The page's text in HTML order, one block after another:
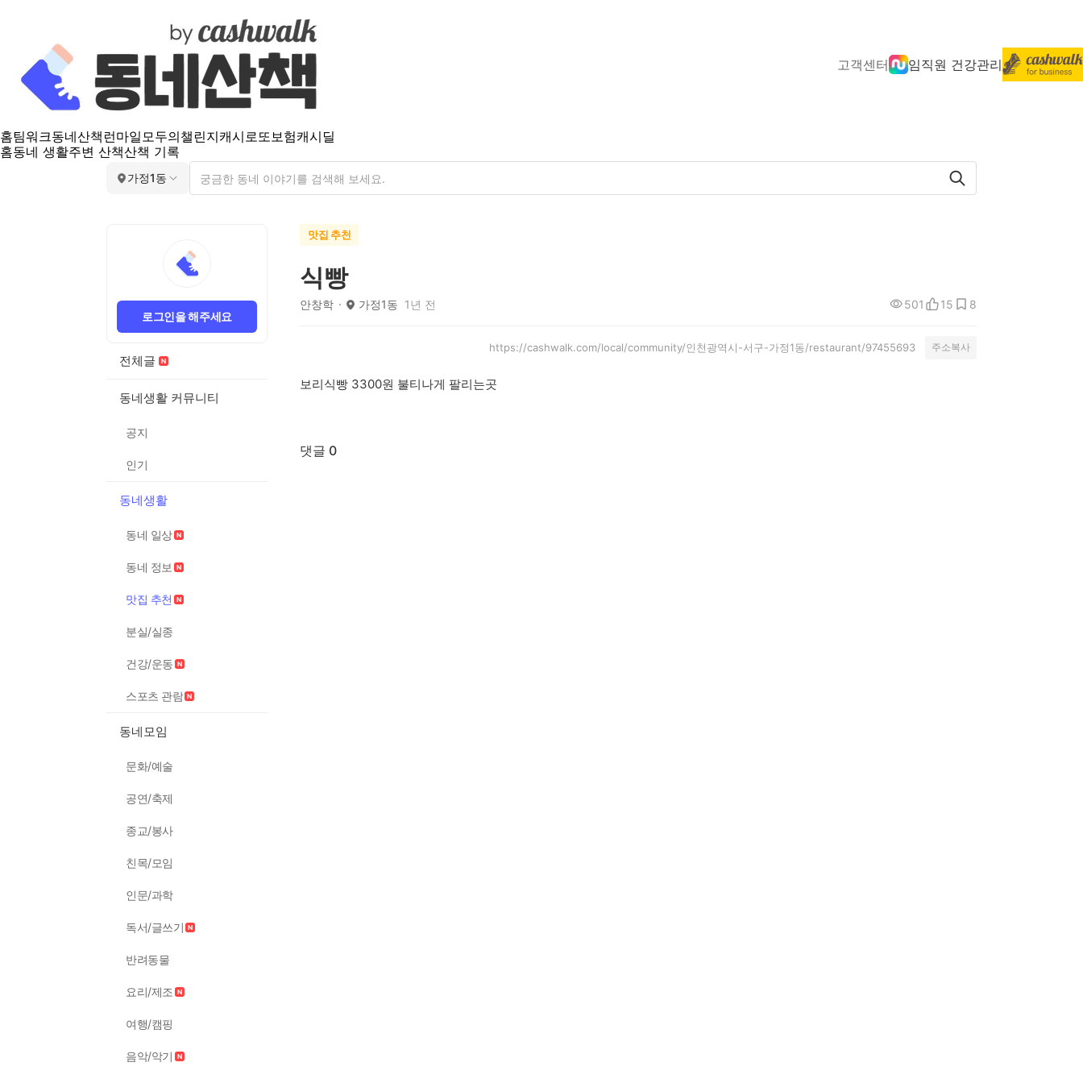
고객센터 임직원 건강관리
홈팀워크동네산책 런마일모두의챌린지캐시로또보험캐시딜
홈동네 생활주변 산책산책 기록
가정1동
로그인을 해주세요
전체글
동네생활 커뮤니티
공지
인기
동네생활
동네 일상
동네 정보
맛집 추천
분실/실종
건강/운동
스포츠 관람
동네모임
문화/예술
공연/축제
종교/봉사
친목/모임
인문/과학
독서/글쓰기
반려동물
요리/제조
여행/캠핑
음악/악기
맛집 추천
식빵
안창학 가정1동 1년 전 501 15 8
https://cashwalk.com/local/community/인천광역시-서구-가정1동/restaurant/97455693 주소복사
보리식빵 3300원 불티나게 팔리는곳
댓글 0